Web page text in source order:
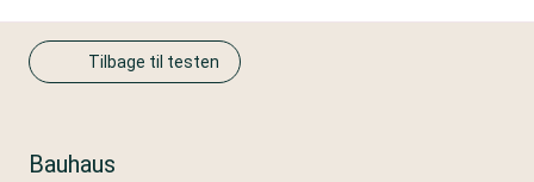
Tilbage til testen
Bauhaus